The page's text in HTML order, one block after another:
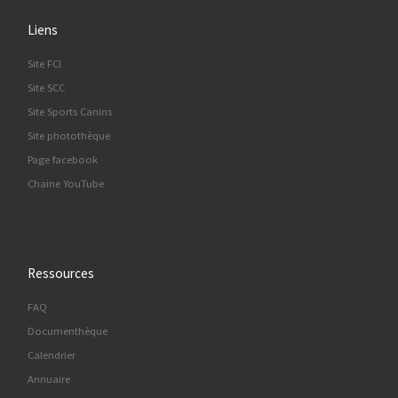
Liens
Site FCI
Site SCC
Site Sports Canins
Site photothèque
Page facebook
Chaine YouTube
Ressources
FAQ
Documenthèque
Calendrier
Annuaire